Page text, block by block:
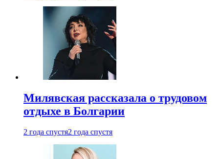
Милявская рассказала о трудовом
отдыхе в Болгарии
2 года спустя2 года спустя